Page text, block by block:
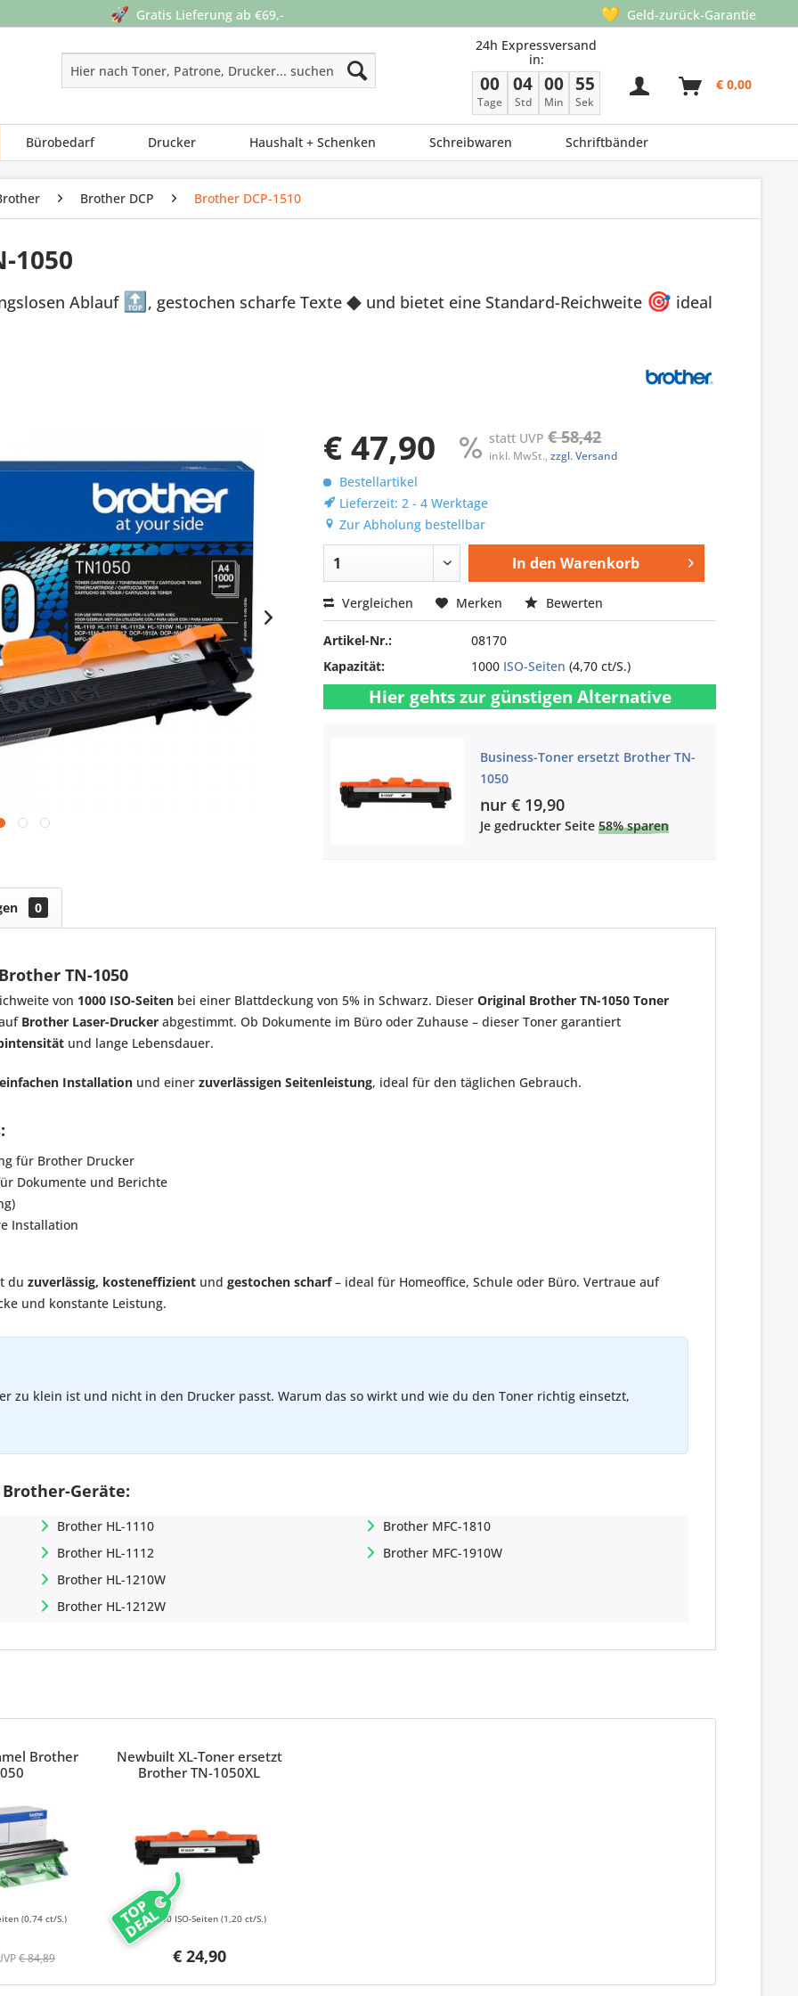
🚀 Gratis Lieferung ab €69,- 💛 Geld-zurück-Garantie
24h Expressversand
in:
00
Tage
04
Std
00
Min
54
Sek
€ 0,00
Bürobedarf Drucker Haushalt + Schenken Schreibwaren Schriftbänder
Brother DCP Brother DCP-1510
1050
Ablauf 🔝 , gestochen scharfe Texte ◆ und bietet eine Standard-Reichweite 🎯 ideal
€ 47,90 statt UVP€ 58,42
inkl. MwSt.,zzgl. Versand
Bestellartikel
Lieferzeit: 2 - 4 Werktage
Zur Abholung bestellbar
In den Warenkorb
Vergleichen Merken Bewerten
Artikel-Nr.:
08170
Kapazität:
1000 ISO-Seiten (4,70 ct/S.)
Hier gehts zur günstigen Alternative
Business-Toner ersetzt Brother TN-
1050
nur € 19,90
Je gedruckter Seite58% sparen
0
TN-1050
von 1000 ISO-Seiten bei einer Blattdeckung von 5% in Schwarz. Dieser Original Brother TN-1050 Toner
Brother Laser-Drucker abgestimmt. Ob Dokumente im Büro oder Zuhause – dieser Toner garantiert
und lange Lebensdauer.
einfachen Installation und einer zuverlässigen Seitenleistung, ideal für den täglichen Gebrauch.
für Brother Drucker
Dokumente und Berichte
Installation
du zuverlässig, kosteneffizient und gestochen scharf– ideal für Homeoffice, Schule oder Büro. Vertraue auf
und konstante Leistung.
zu klein ist und nicht in den Drucker passt. Warum das so wirkt und wie du den Toner richtig einsetzt,
Geräte:
Brother HL-1110
Brother HL-1112
Brother HL-1210W
Brother HL-1212W
Brother MFC-1810
Brother MFC-1910W
Brother
€ 84,89
(0,74 ct/S.) TOP
DEAL
Newbuilt XL-Toner ersetzt
Brother TN-1050XL
€ 24,90
2000 ISO-Seiten(1,20 ct/S.)